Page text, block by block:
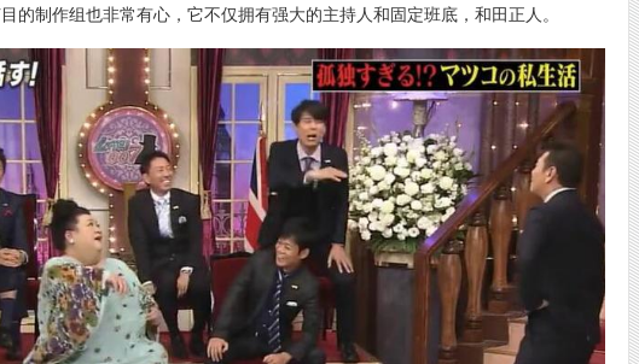
的制作组也非常有心，它不仅拥有强大的主持人和固定班底，和田正人。